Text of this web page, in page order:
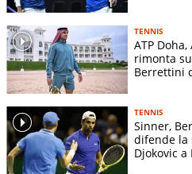
TENNIS
ATP
rimonta
Berrettini
TENNIS
Sinner,
difende la
Djokovic a